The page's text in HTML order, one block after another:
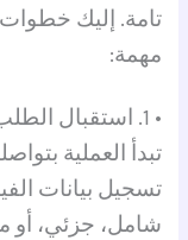
تامة. إليك
مهمة:
• 1. استقبال الطلب وتحديد الموعد المناسب
تبدأ العملية
تسجيل بيانات
شامل، جزئي، أو